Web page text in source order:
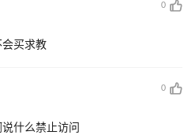
0
买求教
0
什么禁止访问